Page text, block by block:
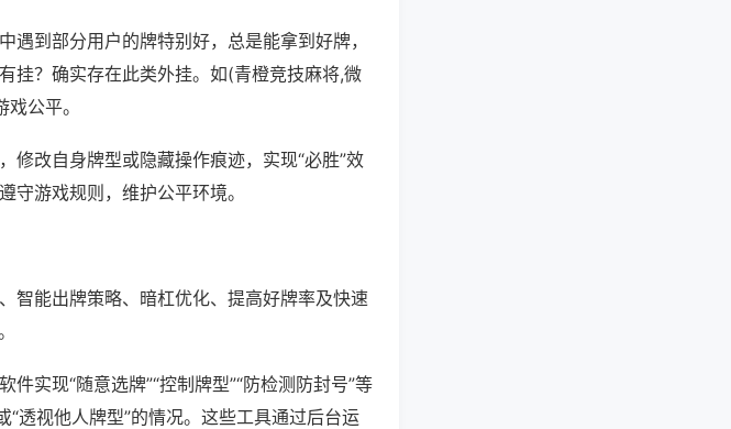
到部分用户的牌特别好，总是能拿到好牌，
挂？确实存在此类外挂。如(青橙竞技麻将,微
公平。
修改自身牌型或隐藏操作痕迹，实现“必胜”效
守游戏规则，维护公平环境。
智能出牌策略、暗杠优化、提高好牌率及快速
实现“随意选牌”“控制牌型”“防检测防封号”等
透视他人牌型”的情况。这些工具通过后台运